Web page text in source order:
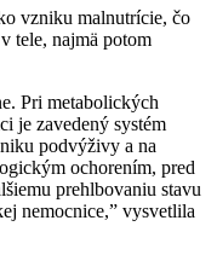
vzniku malnutrície, čo
tele, najmä potom
Pri metabolických
je zavedený systém
podvýživy a na
ochorením, pred
prehlbovaniu stavu
nemocnice,” vysvetlila